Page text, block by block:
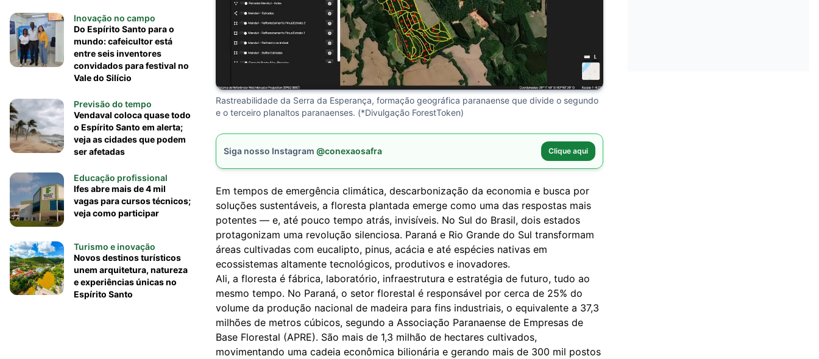
Inovação no campo
Do Espírito Santo para o
mundo: cafeicultor está
entre seis inventores
convidados para festival no
Vale do Silício
Previsão do tempo
Vendaval coloca quase todo
o Espírito Santo em alerta;
veja as cidades que podem
ser afetadas
Educação profissional
Ifes abre mais de 4 mil
vagas para cursos técnicos;
veja como participar
Turismo e inovação
Novos destinos turísticos
unem arquitetura, natureza
e experiências únicas no
Espírito Santo
Rastreabilidade da Serra da Esperança, formação geográfica paranaense que divide o segundo
e o terceiro planaltos paranaenses. (*Divulgação ForestToken)
Siga nosso Instagram @conexaosafra Clique aqui
Em tempos de emergência climática, descarbonização da economia e busca por
soluções sustentáveis, a floresta plantada emerge como uma das respostas mais
potentes — e, até pouco tempo atrás, invisíveis. No Sul do Brasil, dois estados
protagonizam uma revolução silenciosa. Paraná e Rio Grande do Sul transformam
áreas cultivadas com eucalipto, pinus, acácia e até espécies nativas em
ecossistemas altamente tecnológicos, produtivos e inovadores.
Ali, a floresta é fábrica, laboratório, infraestrutura e estratégia de futuro, tudo ao
mesmo tempo. No Paraná, o setor florestal é responsável por cerca de 25% do
volume da produção nacional de madeira para fins industriais, o equivalente a 37,3
milhões de metros cúbicos, segundo a Associação Paranaense de Empresas de
Base Florestal (APRE). São mais de 1,3 milhão de hectares cultivados,
movimentando uma cadeia econômica bilionária e gerando mais de 300 mil postos